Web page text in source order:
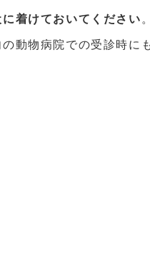
着けておいてください 。
動物病院での受診時に